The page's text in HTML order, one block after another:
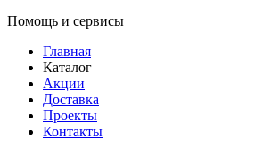
Помощь и сервисы
Главная
Каталог
Акции
Доставка
Проекты
Контакты